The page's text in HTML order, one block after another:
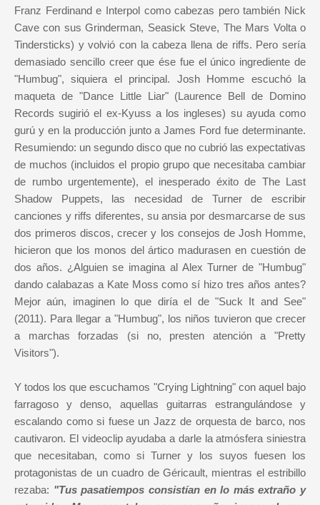
Franz Ferdinand e Interpol como cabezas pero también Nick
Cave con sus Grinderman, Seasick Steve, The Mars Volta o
Tindersticks) y volvió con la cabeza llena de riffs. Pero sería
demasiado sencillo creer que ése fue el único ingrediente de
"Humbug", siquiera el principal. Josh Homme escuchó la
maqueta de "Dance Little Liar" (Laurence Bell de Domino
Records sugirió el ex-Kyuss a los ingleses) su ayuda como
gurú y en la producción junto a James Ford fue determinante.
Resumiendo: un segundo disco que no cubrió las expectativas
de muchos (incluidos el propio grupo que necesitaba cambiar
de rumbo urgentemente), el inesperado éxito de The Last
Shadow Puppets, las necesidad de Turner de escribir
canciones y riffs diferentes, su ansia por desmarcarse de sus
dos primeros discos, crecer y los consejos de Josh Homme,
hicieron que los monos del ártico madurasen en cuestión de
dos años. ¿Alguien se imagina al Alex Turner de "Humbug"
dando calabazas a Kate Moss como sí hizo tres años antes?
Mejor aún, imaginen lo que diría el de "Suck It and See"
(2011). Para llegar a "Humbug", los niños tuvieron que crecer
a marchas forzadas (si no, presten atención a "Pretty
Visitors").
Y todos los que escuchamos "Crying Lightning" con aquel bajo
farragoso y denso, aquellas guitarras estrangulándose y
escalando como si fuese un Jazz de orquesta de barco, nos
cautivaron. El videoclip ayudaba a darle la atmósfera siniestra
que necesitaban, como si Turner y los suyos fuesen los
protagonistas de un cuadro de Géricault, mientras el estribillo
rezaba: "Tus pasatiempos consistían en lo más extraño y